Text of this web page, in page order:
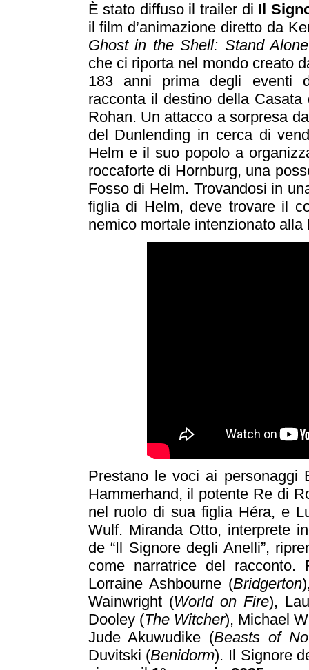
È stato diffuso il trailer di Il
il film d’animazione diretto da
Ghost in the Shell: Stand
che ci riporta nel mondo creato
183 anni prima degli eventi
racconta il destino della
Rohan. Un attacco a sorpresa
del Dunlending in cerca di
Helm e il suo popolo a
roccaforte di Hornburg, una
Fosso di Helm. Trovandosi in
figlia di Helm, deve trovare il
nemico mortale intenzionato
Prestano le voci ai personaggi
Hammerhand, il potente Re di
nel ruolo di sua figlia Héra, e
Wulf. Miranda Otto, interprete
de “Il Signore degli Anelli”,
come narratrice del racconto.
Lorraine Ashbourne (Bridgerton
Wainwright (World on Fire),
Dooley (The Witcher), Michael
Jude Akuwudike (Beasts of
Duvitski (Benidorm). Il Signore